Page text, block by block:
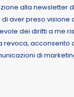
alla newsletter
aver preso visione
dei diritti a me
revoca, acconsento
di